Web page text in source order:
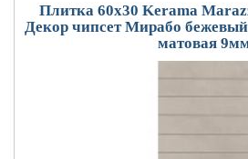
Плитка 60x30 Kerama
Декор чипсет Мирабо
матовая